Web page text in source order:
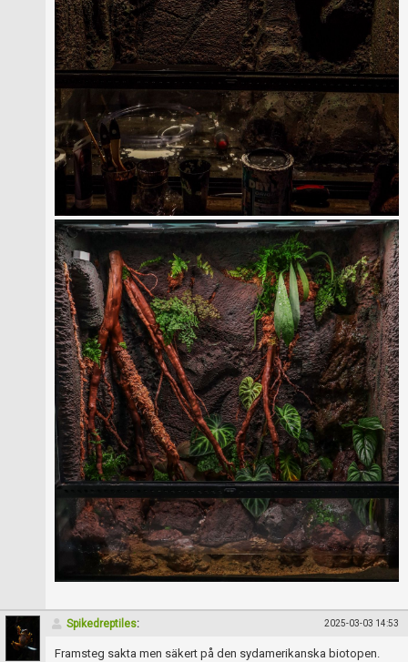
Spikedreptiles: 2025-03-03 14:53
Framsteg sakta men säkert på den sydamerikanska biotopen.